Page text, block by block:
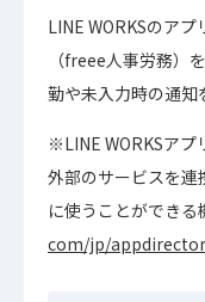
LINE WORKSのア
（freee人事労務）
勤や未入力時の通知
※LINE WORKSアプ
外部のサービスを連
に使うことができる
com/jp/